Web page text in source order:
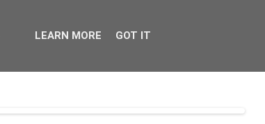
LEARN MORE GOT IT